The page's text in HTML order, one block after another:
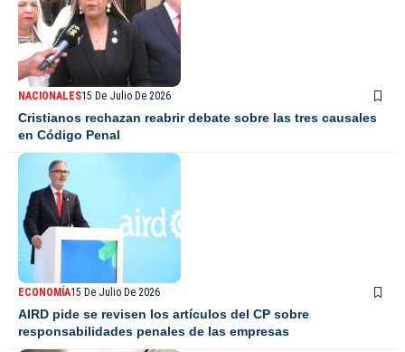
NACIONALES15 De Julio De 2026
Cristianos rechazan reabrir debate sobre las tres causales
en Código Penal
ECONOMÍA15 De Julio De 2026
AIRD pide se revisen los artículos del CP sobre
responsabilidades penales de las empresas